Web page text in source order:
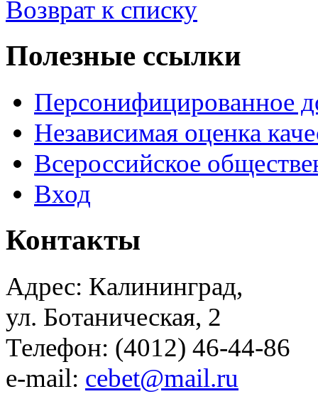
Возврат к списку
Полезные ссылки
Персонифицированное
Независимая оценка
Всероссийское
Вход
Контакты
Адрес: Калининград,
ул. Ботаническая, 2
Телефон: (4012) 46-44-86
e-mail: cebet@mail.ru